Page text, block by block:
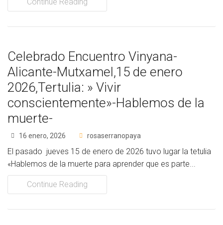
Continue Reading
Celebrado Encuentro Vinyana-
Alicante-Mutxamel,15 de enero
2026,Tertulia: » Vivir
conscientemente»-Hablemos de la
muerte-
16 enero, 2026 rosaserranopaya
El pasado jueves 15 de enero de 2026 tuvo lugar la tetulia
«Hablemos de la muerte para aprender que es parte...
Continue Reading